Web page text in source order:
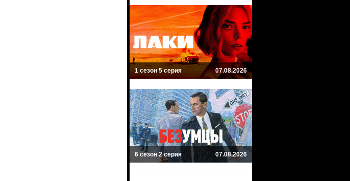
1 сезон 5 серия 07.08.2026
6 сезон 2 серия 07.08.2026